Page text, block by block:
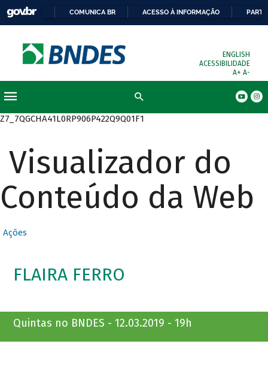
COMUNICA BR ACESSO À INFORMAÇÃO
ENGLISH
ACESSIBILIDADE
A+ A-
Z7_7QGCHA41L0RP906P422Q9Q01F1
Visualizador do
Conteúdo da Web
Ações
FLAIRA FERRO
Quintas no BNDES - 12.03.2019 - 19h